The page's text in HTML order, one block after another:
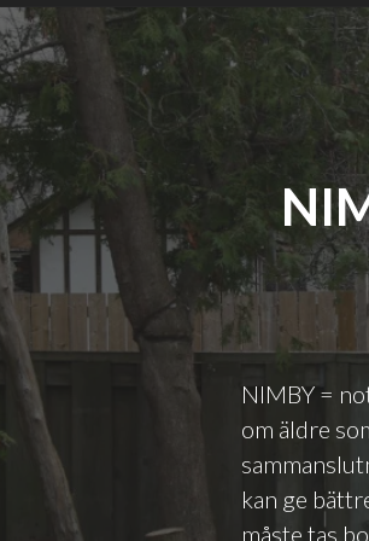
NIMBY =
om äldre
kan ge
måste tas